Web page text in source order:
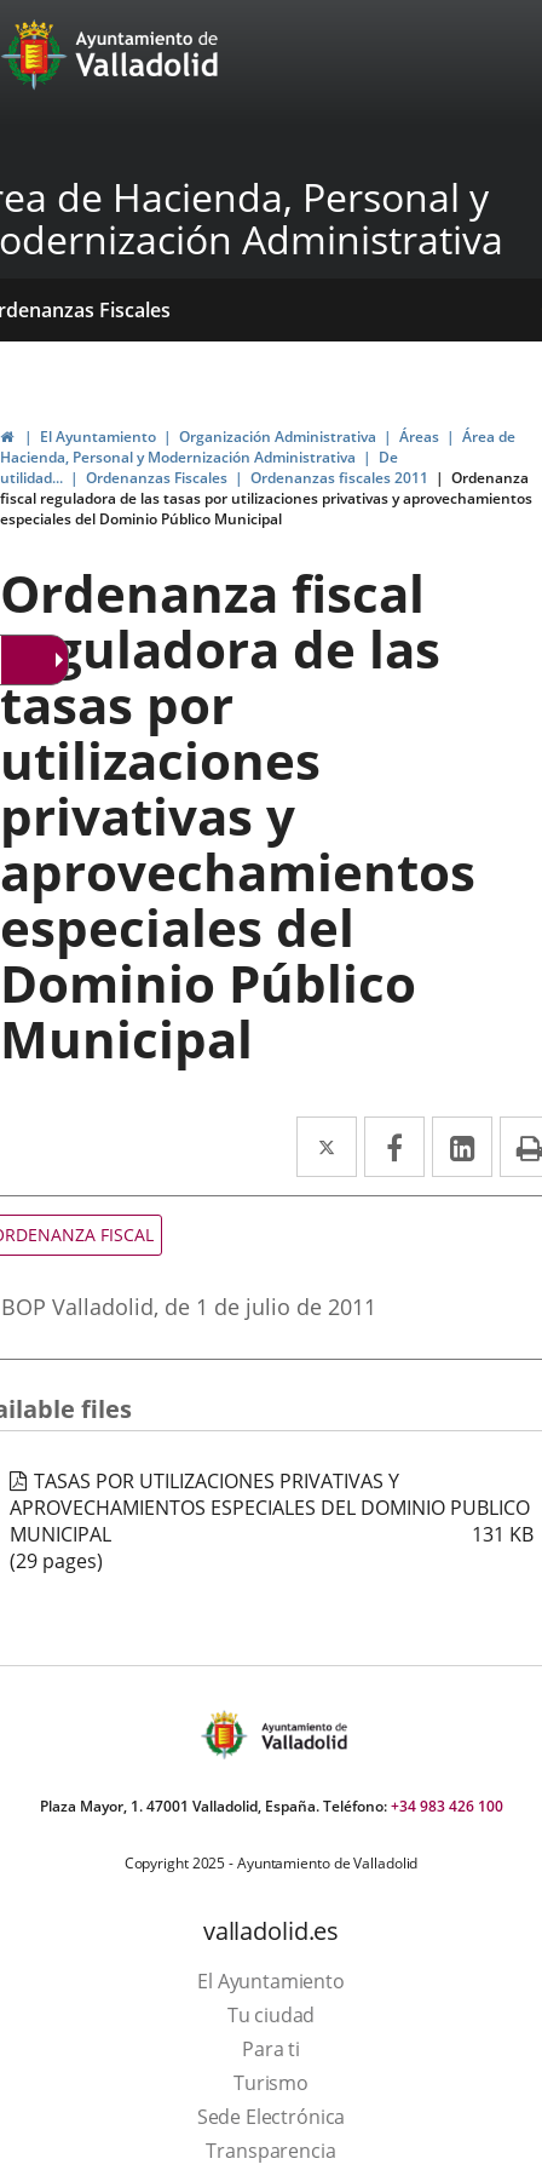
Portal
Web
Ayuntamiento
de
Valladolid
de Hacienda, Personal y
Administrativa
Fiscales
HomeEl Ayuntamiento Organización Administrativa Áreas
Área de
Hacienda, Personal y Modernización Administrativa
De
utilidad...
Ordenanzas Fiscales Ordenanzas fiscales 2011
Ordenanza
fiscal reguladora de las tasas por utilizaciones privativas y aprovechamientos
especiales del Dominio Público Municipal
Ordenanza fiscal
reguladora de las
tasas por
utilizaciones
privativas y
aprovechamientos
especiales del
Dominio Público
Municipal
Twitter
Enlace
a
externa.
Facebook
Enlace
a
a
FISCAL
BOP Valladolid, de 1 de julio de 2011
files
TASAS POR UTILIZACIONES PRIVATIVAS Y
APROVECHAMIENTOS ESPECIALES DEL DOMINIO PUBLICO
MUNICIPAL
131 KB
(29 pages)
Plaza Mayor, 1. 47001 Valladolid, España. Teléfono:+34 983 426 100
Copyright 2025 - Ayuntamiento de Valladolid
valladolid.es
El Ayuntamiento
Tu ciudad
Para ti
TurismoThis
link
will
Sede Electrónica
Transparencia